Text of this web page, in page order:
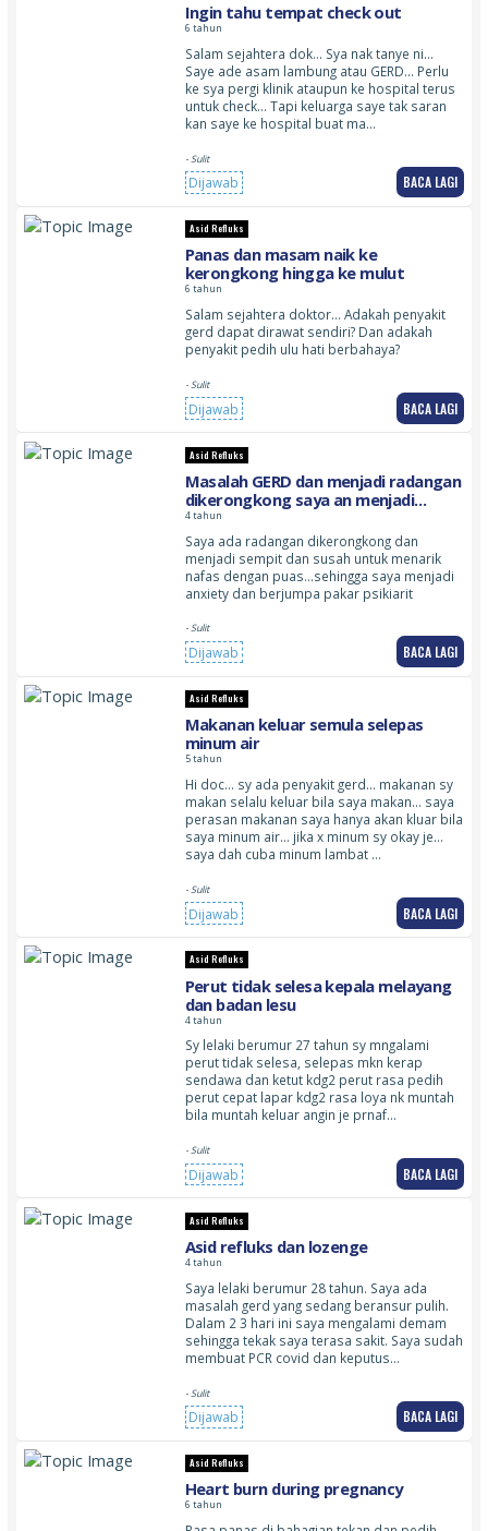
Ingin tahu tempat check out
6 tahun
Salam sejahtera dok… Sya nak tanye ni…
Saye ade asam lambung atau GERD… Perlu
ke sya pergi klinik ataupun ke hospital terus
untuk check… Tapi keluarga saye tak saran
kan saye ke hospital buat ma…
- Sulit
Dijawab BACA LAGI
Asid Refluks
Panas dan masam naik ke
kerongkong hingga ke mulut
6 tahun
Salam sejahtera doktor… Adakah penyakit
gerd dapat dirawat sendiri? Dan adakah
penyakit pedih ulu hati berbahaya?
- Sulit
Dijawab BACA LAGI
Asid Refluks
Masalah GERD dan menjadi radangan
dikerongkong saya an menjadi
sempit hingga susah.untuk bernafas
sengan puas
4 tahun
Saya ada radangan dikerongkong dan
menjadi sempit dan susah untuk menarik
nafas dengan puas…sehingga saya menjadi
anxiety dan berjumpa pakar psikiarit
- Sulit
Dijawab BACA LAGI
Asid Refluks
Makanan keluar semula selepas
minum air
5 tahun
Hi doc… sy ada penyakit gerd… makanan sy
makan selalu keluar bila saya makan… saya
perasan makanan saya hanya akan kluar bila
saya minum air… jika x minum sy okay je…
saya dah cuba minum lambat …
- Sulit
Dijawab BACA LAGI
Asid Refluks
Perut tidak selesa kepala melayang
dan badan lesu
4 tahun
Sy lelaki berumur 27 tahun sy mngalami
perut tidak selesa, selepas mkn kerap
sendawa dan ketut kdg2 perut rasa pedih
perut cepat lapar kdg2 rasa loya nk muntah
bila muntah keluar angin je prnaf…
- Sulit
Dijawab BACA LAGI
Asid Refluks
Asid refluks dan lozenge
4 tahun
Saya lelaki berumur 28 tahun. Saya ada
masalah gerd yang sedang beransur pulih.
Dalam 2 3 hari ini saya mengalami demam
sehingga tekak saya terasa sakit. Saya sudah
membuat PCR covid dan keputus…
- Sulit
Dijawab BACA LAGI
Asid Refluks
Heart burn during pregnancy
6 tahun